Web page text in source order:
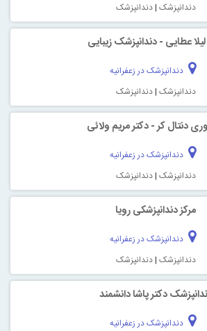
دندانپزشک |دندانپزشک
عطایی - دندانپزشک زیبایی
دندانپزشک در زعفرانیه
دندانپزشک |دندانپزشک
دنتال کر - دکتر مریم ولائی
دندانپزشک در زعفرانیه
دندانپزشک |دندانپزشک
مرکز دندانپزشکی رویا
دندانپزشک در زعفرانیه
دندانپزشک |دندانپزشک
دکتر پاشا دانشمند
دندانپزشک در زعفرانیه